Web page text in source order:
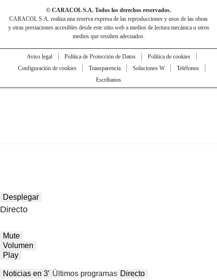
© CARACOL S.A. Todos los derechos reservados.
CARACOL S.A. realiza una reserva expresa de las reproducciones y usos de las obras
y otras prestaciones accesibles desde este sitio web a medios de lectura mecánica u otros
medios que resulten adecuados.
Aviso legal Política de Protección de Datos
Política de cookies
Configuración de cookies
Transparencia Soluciones W
Teléfonos
Escríbanos
Desplegar
Directo
Mute
Volumen
Play
Noticias en 3′ Últimos programas Directo